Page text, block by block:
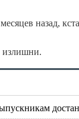
месяцев назад,
излишни.